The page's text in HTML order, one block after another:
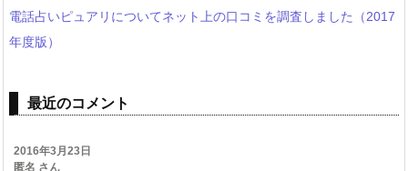
電話占いピュアリについてネット上の口コミを調査しました（2017
年度版）
最近のコメント
2016年3月23日
匿名 さん